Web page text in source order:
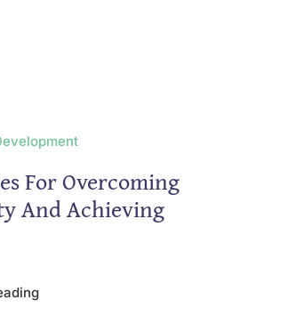
For Overcoming
And Achieving